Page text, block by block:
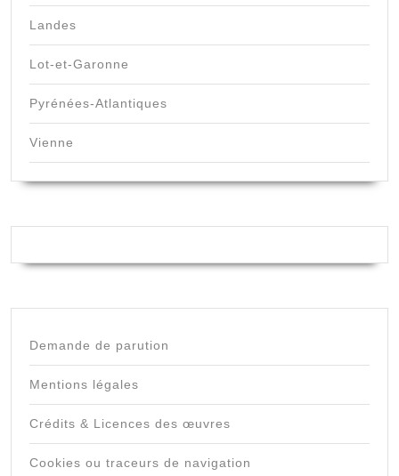
Landes
Lot-et-Garonne
Pyrénées-Atlantiques
Vienne
Demande de parution
Mentions légales
Crédits & Licences des œuvres
Cookies ou traceurs de navigation